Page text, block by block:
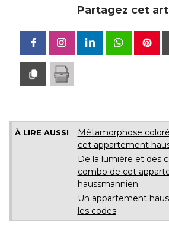
Partagez cet
À LIRE AUSSI
Métamorphose
cet appartement
De la lumière et des
combo de cet
haussmannien
Un appartement
les codes